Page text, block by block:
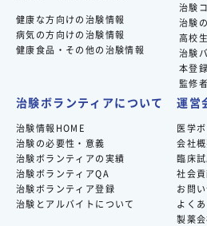
健康な方向けの治験情報
病気の方向けの治験情報
健康食品・その他の治験情報
治験
治験
高校
治験
本登
監修
治験ボランティアについて
治験情報HOME
治験の必要性・意義
治験ボランティアの実績
治験ボランティアQA
治験ボランティア登録
治験とアルバイトについて
運営
医学
会社
臨床
社会
お問
よく
製薬